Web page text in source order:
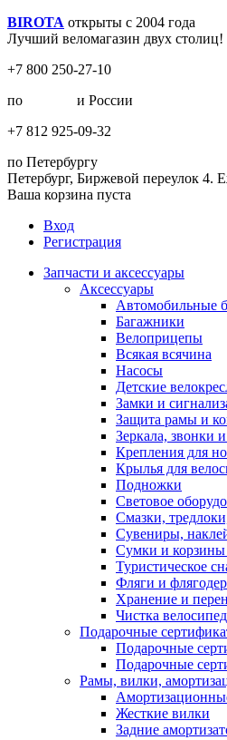
BIROTA открыты с 2004 года
Лучший веломагазин двух столиц!
+7 800 250-27-10
по
и России
+7 812 925-09-32
по Петербургу
Петербург, Биржевой переулок 4.
Ваша корзина пуста
Вход
Регистрация
Запчасти и аксессуары
Аксессуары
Автомобильные
Багажники
Велоприцепы
Всякая всячина
Насосы
Детские
Замки и
Защита рамы и
Зеркала, звонки
Крепления для
Крылья для
Подножки
Световое
Смазки,
Сувениры,
Сумки и корзины
Туристическое
Фляги и
Хранение и
Чистка
Подарочные
Подарочные
Подарочные
Рамы, вилки,
Жесткие вилки
Задние